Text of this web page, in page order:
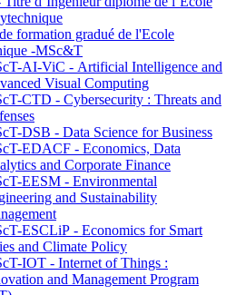
formation gradué de l'Ecole
-MSc&T
AI-ViC - Artificial Intelligence and
Visual Computing
CTD - Cybersecurity : Threats and
DSB - Data Science for Business
EDACF - Economics, Data
and Corporate Finance
EESM - Environmental
and Sustainability
ESCLiP - Economics for Smart
and Climate Policy
IOT - Internet of Things :
and Management Program